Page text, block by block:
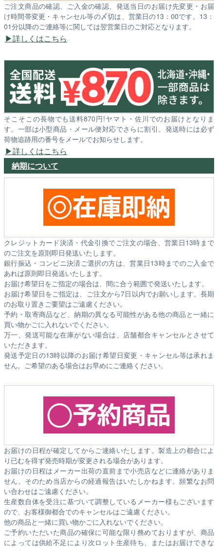
ご注文商品の確認、ご入金の確認、発送当日のお届け先変更・お届
け時間帯変更・キャンセル等の〆切は、営業日の13：00です。13：
01分以降のご連絡等に関しては翌営業日のご対応となります。
詳しくはこちら
そこそこの長物でも送料870円!ヤマト・佐川でのお届けとなりま
す。一部は小型商品・メール便対応でさらに割引。発送時には必ず
荷物追跡用の番号をメールでお知らせします。
詳しくはこちら
納期について
クレジットカード決済・代金引換でご注文の場合、営業日13時まで
のご注文を原則即日発送いたします。
銀行振込・コンビニ決済ご選択の方は、営業日13時までのご入金で
あれば原則即日発送いたします。
お届け希望日をご指定の場合は、間に合う範囲で発送いたします。
お届け希望日をご指定は、ご注文から7日以内でお願いします。長期
のお取り置きご要望はご遠慮ください。
予約・取寄商品など、納期の異なる可能性がある他の商品と一緒に
買い物かごに入れないでください。
万一、発送可能な在庫がない場合は、店舗都合キャンセルとさせて
いただきます。
発送予定日の13時以降のお届け希望日変更・キャンセル等は承れま
せん。ご希望のある場合はお早めにご連絡ください。
お届けの日程が確定してからご連絡いたします。製造上の都合によ
り已むを得ず発売時期が変更される場合があります。
お届けの日程はメーカー出荷の直前まで小売店などに連絡がありま
せん。そのため当店からの経過報告はいたしかねます。頻繁なお問
い合わせはご遠慮ください。
生産数自体を受注に基づいて調整しているメーカー様もございます
ので、お客様御都合でのキャンセルはご遠慮ください。
他の商品と一緒に買い物かごに入れないでください。
ご予約いただいた商品の確保に可能な限り務めておりますが、商品
によっては供給不足により次ロット生産待ち、またはお届けできな